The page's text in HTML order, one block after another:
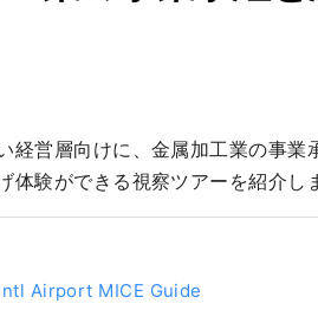
経営層向けに、金属加工業の事業
験ができる視察ツアーを紹介し
Airport MICE Guide